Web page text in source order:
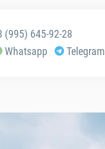
(995) 645-92-28
Whatsapp Telegram